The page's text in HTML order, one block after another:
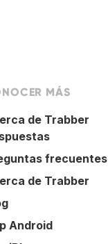
MÁS
de Trabber
frecuentes
de Trabber
Android